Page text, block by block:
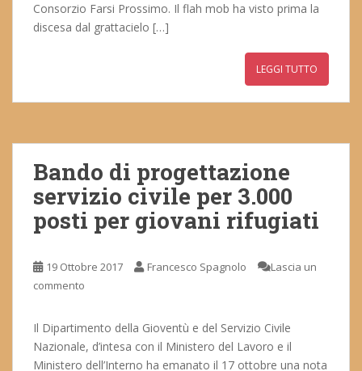
Consorzio Farsi Prossimo. Il flah mob ha visto prima la
discesa dal grattacielo […]
LEGGI TUTTO
Bando di progettazione
servizio civile per 3.000
posti per giovani rifugiati
19 Ottobre 2017 Francesco Spagnolo
Lascia un
commento
Il Dipartimento della Gioventù e del Servizio Civile
Nazionale, d’intesa con il Ministero del Lavoro e il
Ministero dell’Interno ha emanato il 17 ottobre una nota